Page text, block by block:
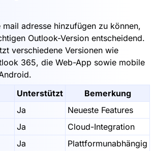
adresse hinzufügen zu können,
Outlook-Version entscheidend.
verschiedene Versionen wie
365, die Web-App sowie mobile
Unterstützt
Bemerkung
Ja
Neueste Features
Ja
Cloud-Integration
Ja
Plattformunabhängig